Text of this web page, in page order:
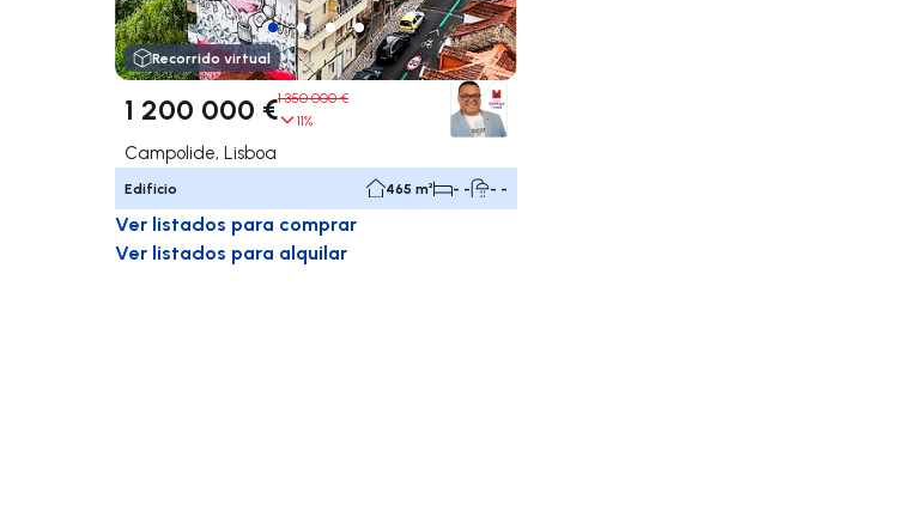
Recorrido virtual
1 200 000 €1 350 000 €
11%
Campolide, Lisboa
Edificio 465 m² - - - -
Ver listados para comprar
Ver listados para alquilar